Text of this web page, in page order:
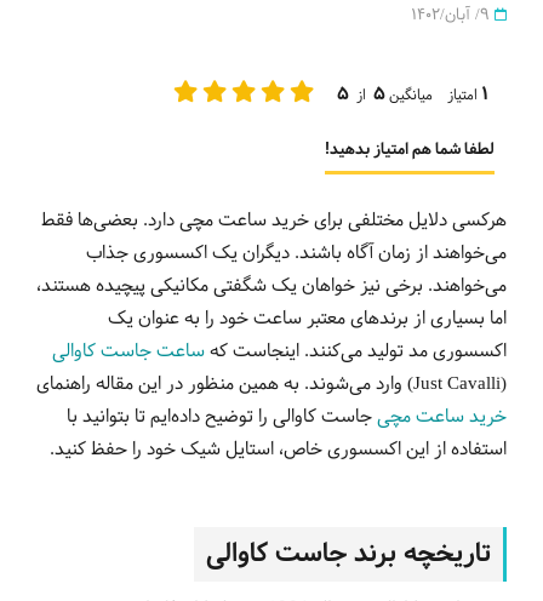
1 امتیاز میانگین5 از 5
لطفا شما هم امتیاز بدهید!
هرکسی دلایل مختلفی برای خرید ساعت مچی دارد. بعضی‌ها فقط
می‌خواهند از زمان آگاه باشند. دیگران یک اکسسوری جذاب
می‌خواهند. برخی نیز خواهان یک شگفتی مکانیکی پیچیده هستند،
اما بسیاری از برندهای معتبر ساعت خود را به عنوان یک
اکسسوری مد تولید می‌کنند. اینجاست کهساعت‌ جاست کاوالی
(
Just Cavalli) وارد می‌شوند. به همین منظور در این مقاله راهنمای
خرید ساعت مچیجاست کاوالی را توضیح داده‌ایم تا بتوانید با
استفاده از این اکسسوری خاص، استایل شیک خود را حفظ کنید.
تاریخچه برند جاست کاوالی